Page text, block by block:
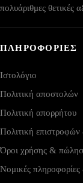
πολυάριθμες θετικές
ΠΛΗΡΟΦΟΡΙΕΣ
Ιστολόγιο
Πολιτική αποστολών
Πολιτική απορρήτου
Πολιτική
Όροι χρήσης &
Νομικές